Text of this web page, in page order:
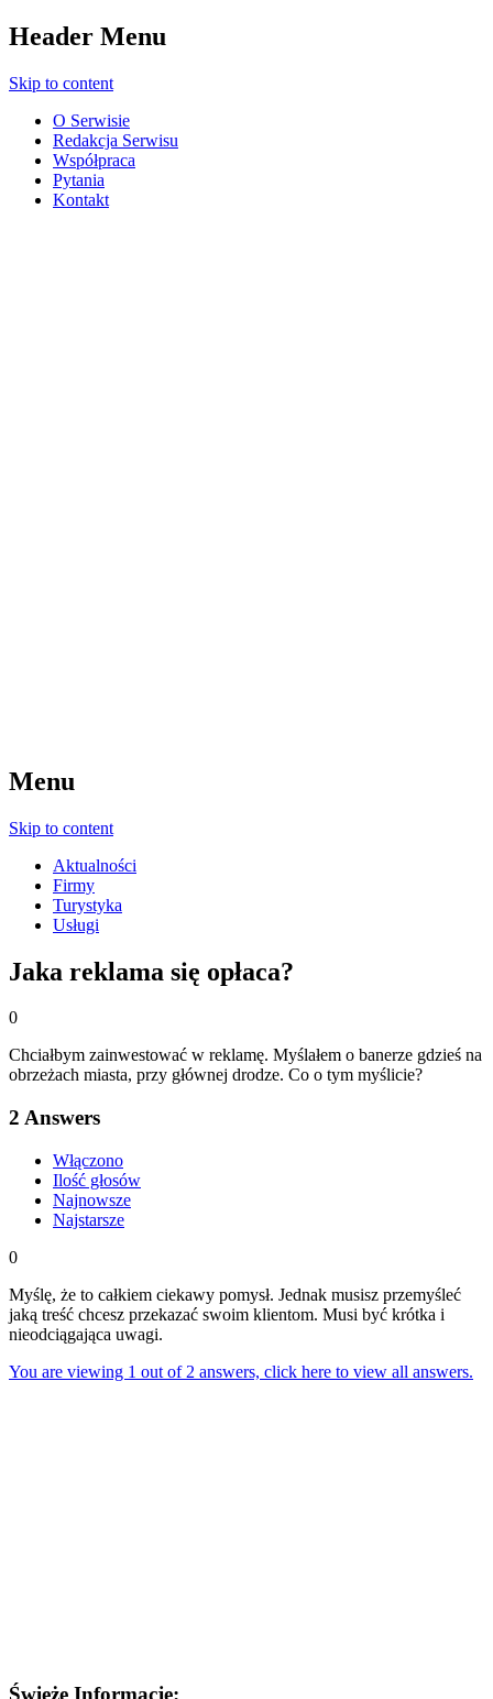
Header Menu
Skip to content
O Serwisie
Redakcja Serwisu
Współpraca
Pytania
Kontakt
Menu
Skip to content
Aktualności
Firmy
Turystyka
Usługi
Jaka reklama się opłaca?
0
Chciałbym zainwestować w reklamę. Myślałem o banerze gdzieś na
obrzeżach miasta, przy głównej drodze. Co o tym myślicie?
2 Answers
Włączono
Ilość głosów
Najnowsze
Najstarsze
0
Myślę, że to całkiem ciekawy pomysł. Jednak musisz przemyśleć
jaką treść chcesz przekazać swoim klientom. Musi być krótka i
nieodciągająca uwagi.
You are viewing 1 out of 2 answers, click here to view all answers.
Świeże Informacje: